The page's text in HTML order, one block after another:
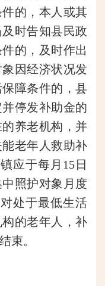
的，本人或其
时告知县民政
的，及时作出
因经济状况发
障条件的，县
停发补助金的
养老机构，并
老年人救助补
应于每月15日
照护对象月度
处于最低生活
的老年人，补
束。